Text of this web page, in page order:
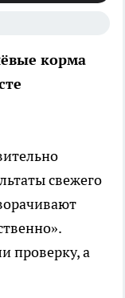
корма
свежего
проверку, а